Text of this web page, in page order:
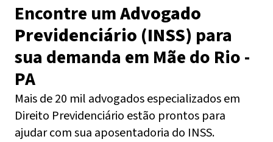
Encontre umAdvogado
Previdenciário (INSS) para
sua demanda em Mãe do Rio -
PA
Mais de 20 mil advogados especializados em
Direito Previdenciário estão prontos para
ajudar com sua aposentadoria do INSS.